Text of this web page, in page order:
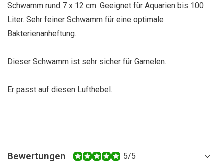
Schwamm rund 7 x 12 cm. Geeignet für Aquarien bis 100
Liter. Sehr feiner Schwamm für eine optimale
Bakterienanheftung.
Dieser Schwamm ist sehr sicher für Garnelen.
Er passt auf diesen Lufthebel.
Bewertungen 5/5